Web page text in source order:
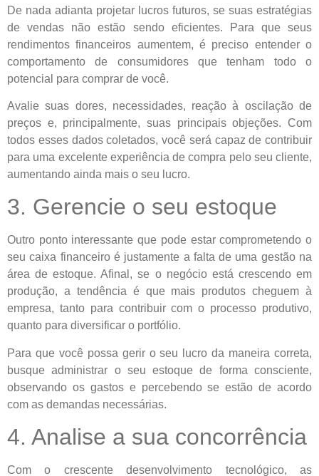
De nada adianta projetar lucros futuros, se suas estratégias
de vendas não estão sendo eficientes. Para que seus
rendimentos financeiros aumentem, é preciso entender o
comportamento de consumidores que tenham todo o
potencial para comprar de você.
Avalie suas dores, necessidades, reação à oscilação de
preços e, principalmente, suas principais objeções. Com
todos esses dados coletados, você será capaz de contribuir
para uma excelente experiência de compra pelo seu cliente,
aumentando ainda mais o seu lucro.
3. Gerencie o seu estoque
Outro ponto interessante que pode estar comprometendo o
seu caixa financeiro é justamente a falta de uma gestão na
área de estoque. Afinal, se o negócio está crescendo em
produção, a tendência é que mais produtos cheguem à
empresa, tanto para contribuir com o processo produtivo,
quanto para diversificar o portfólio.
Para que você possa gerir o seu lucro da maneira correta,
busque administrar o seu estoque de forma consciente,
observando os gastos e percebendo se estão de acordo
com as demandas necessárias.
4. Analise a sua concorrência
Com o crescente desenvolvimento tecnológico, as